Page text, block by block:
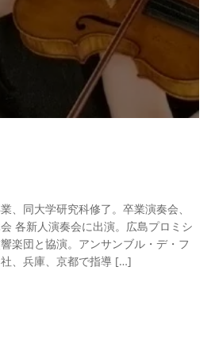
、同大学研究科修了。卒業演奏会、
各新人演奏会に出演。広島プロミシ
楽団と協演。アンサンブル・デ・フ
、兵庫、京都で指導 […]